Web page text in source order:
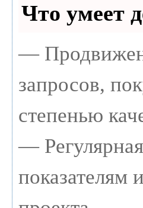
Что умеет
—
запросов,
степенью
—
показателям